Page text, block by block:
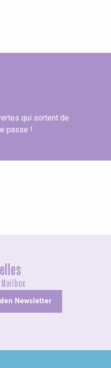
qui sortent de
passe !
Newsletter